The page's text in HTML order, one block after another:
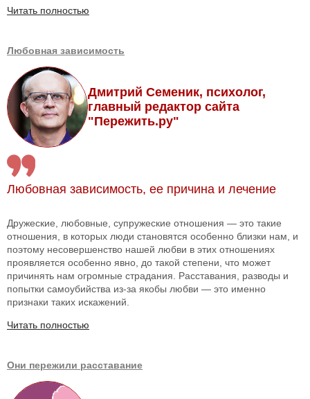
Читать полностью
Любовная зависимость
Дмитрий Семеник, психолог,
главный редактор сайта
"Пережить.ру"
Любовная зависимость, ее причина и лечение
Дружеские, любовные, супружеские отношения — это такие
отношения, в которых люди становятся особенно близки нам, и
поэтому несовершенство нашей любви в этих отношениях
проявляется особенно явно, до такой степени, что может
причинять нам огромные страдания. Расставания, разводы и
попытки самоубийства из-за якобы любви — это именно
признаки таких искажений.
Читать полностью
Они пережили расставание